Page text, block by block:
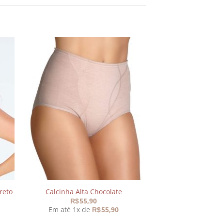
Adicionar
meus
desejos
Calcinha Alta Chocolate
R$55,90
Em até 1x de R$55,90